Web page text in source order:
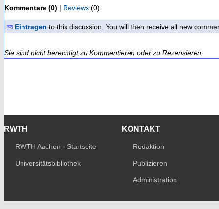
Kommentare (0) | Reviews (0)
Eintragen to this discussion. You will then receive all new
Sie sind nicht berechtigt zu Kommentieren oder zu Rezensieren.
RWTH
RWTH Aachen - Startseite
Universitätsbibliothek
KONTAKT
Redaktion
Publizieren
Administration